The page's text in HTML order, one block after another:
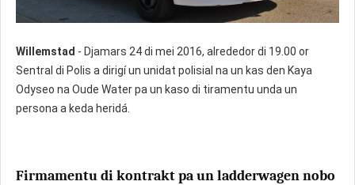
Willemstad - Djamars 24 di mei 2016, alrededor di 19.00 or
Sentral di Polis a dirigí un unidat polisial na un kas den Kaya
Odyseo na Oude Water pa un kaso di tiramentu unda un
persona a keda heridá.
Firmamentu di kontrakt pa un ladderwagen nobo